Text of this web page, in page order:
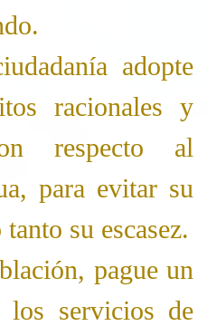
adopte
racionales y
respecto al
para evitar su
su escasez.
pague un
servicios de